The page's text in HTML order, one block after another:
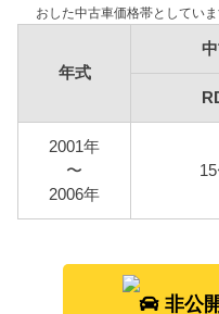
車検代行料金、一般
自賠責
2代目CR-Vは自家用
責の金額は10,775円
燃料代
年間10,000km走行、
提条件として、基本
す。
おした中古車価格帯としていま
年式
2001年
〜
2006年
非公